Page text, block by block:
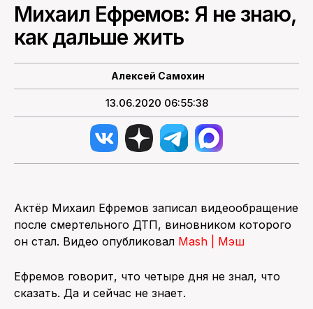
Михаил Ефремов: Я не знаю,
как дальше жить
Алексей Самохин
13.06.2020 06:55:38
Актёр Михаил Ефремов записал видеообращение
после смертельного ДТП, виновником которого
он стал. Видео опубликовал Mash | Мэш
Ефремов говорит, что четыре дня не знал, что
сказать. Да и сейчас не знает.